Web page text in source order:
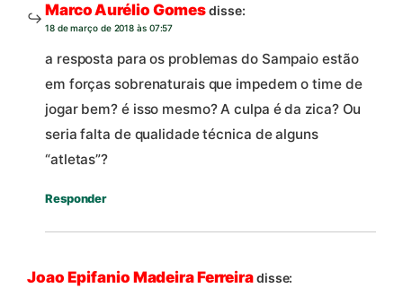
Marco Aurélio Gomesdisse:
18 de março de 2018 às 07:57
a resposta para os problemas do Sampaio estão
em forças sobrenaturais que impedem o time de
jogar bem? é isso mesmo? A culpa é da zica? Ou
seria falta de qualidade técnica de alguns
“atletas”?
Responder
Joao Epifanio Madeira Ferreiradisse: